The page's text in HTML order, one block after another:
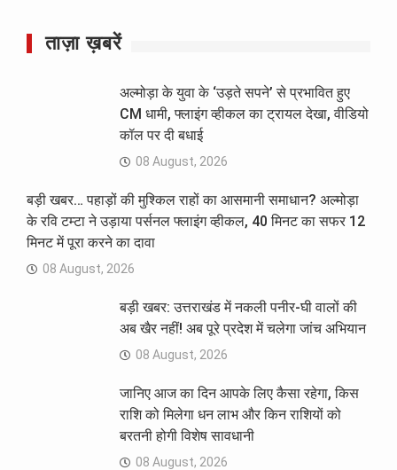
ताज़ा ख़बरें
अल्मोड़ा के युवा के ‘उड़ते सपने’ से प्रभावित हुए
CM धामी, फ्लाइंग व्हीकल का ट्रायल देखा, वीडियो
कॉल पर दी बधाई
08 August, 2026
बड़ी खबर… पहाड़ों की मुश्किल राहों का आसमानी समाधान? अल्मोड़ा
के रवि टम्टा ने उड़ाया पर्सनल फ्लाइंग व्हीकल, 40 मिनट का सफर 12
मिनट में पूरा करने का दावा
08 August, 2026
बड़ी खबर: उत्तराखंड में नकली पनीर-घी वालों की
अब खैर नहीं! अब पूरे प्रदेश में चलेगा जांच अभियान
08 August, 2026
जानिए आज का दिन आपके लिए कैसा रहेगा, किस
राशि को मिलेगा धन लाभ और किन राशियों को
बरतनी होगी विशेष सावधानी
08 August, 2026